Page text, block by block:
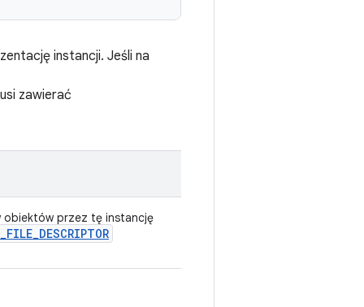
instancji. Jeśli na
zawierać
obiektów przez tę instancję
_FILE_DESCRIPTOR